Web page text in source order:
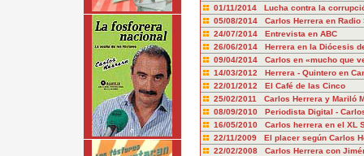
01/11/2014 Lucha contra la
05/08/2014 Carlos Herrera en Radio
24/07/2014 Entrevista en ABC
26/06/2014 Herrera en la Diócesis
09/04/2014 Carlos en «mucho que
14/03/2012 Herrera - Quintero en
22/01/2012 El Café de las Cinco
25/02/2011 Carlos Herrera y Mariló
08/09/2010 Periodista Digital -
16/05/2010 Carlos herrera en el XL
22/11/2009 El placer según Carlos
22/02/2008 Carlos Herrera con